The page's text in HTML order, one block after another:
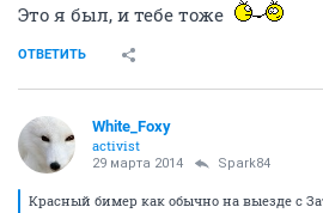
Это я был, и тебе тоже
ОТВЕТИТЬ
White_Foxy
activist
29 марта 2014 Spark84
Красный бимер как обычно на выезде с